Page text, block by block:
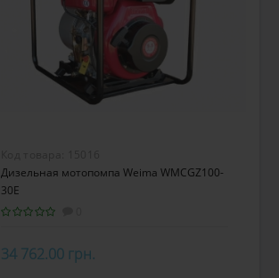
Дизельная мотопомпа Weima WMCGZ100-
30Е
34 762.00 грн.